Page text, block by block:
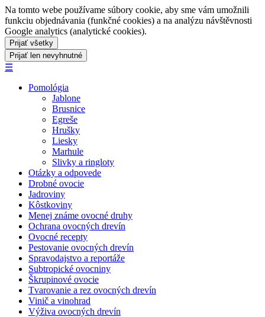
Na tomto webe používame súbory cookie, aby sme vám umožnili
funkciu objednávania (funkčné cookies) a na analýzu návštěvnosti
Google analytics (analytické cookies).
☰
Pomológia
Jablone
Brusnice
Egreše
Hrušky
Liesky
Marhule
Slivky a ringloty
Otázky a odpovede
Drobné ovocie
Jadroviny
Kôstkoviny
Menej známe ovocné druhy
Ochrana ovocných drevín
Ovocné recepty
Pestovanie ovocných drevín
Spravodajstvo a reportáže
Subtropické ovocniny
Škrupinové ovocie
Tvarovanie a rez ovocných drevín
Vinič a vinohrad
Výživa ovocných drevín